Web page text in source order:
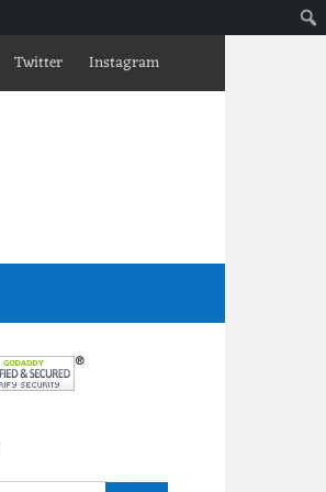
Twitter Instagram